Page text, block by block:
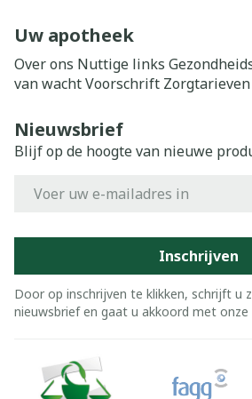
Uw apotheek
Over ons Nuttige links
van wachtVoorschrift Zorgtarieven
Nieuwsbrief
Blijf op de hoogte van nieuwe
Inschrijven
Door op inschrijven te klikken, schrijft u
nieuwsbrief en gaat u akkoord met onze